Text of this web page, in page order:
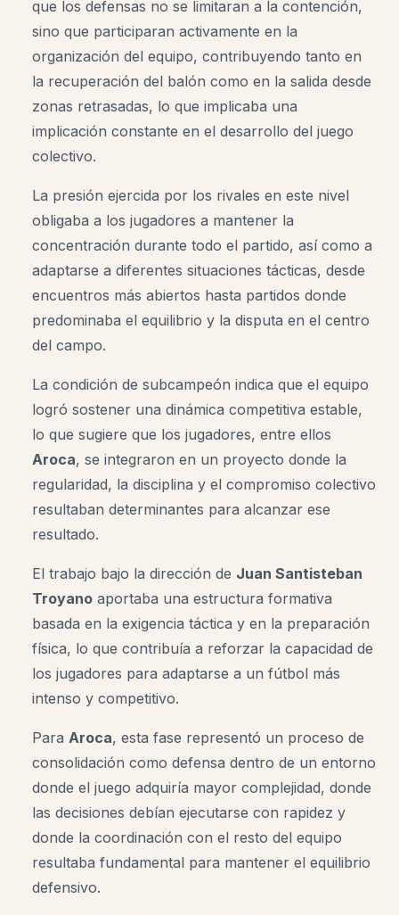
que los defensas no se limitaran a la contención,
sino que participaran activamente en la
organización del equipo, contribuyendo tanto en
la recuperación del balón como en la salida desde
zonas retrasadas, lo que implicaba una
implicación constante en el desarrollo del juego
colectivo.
La presión ejercida por los rivales en este nivel
obligaba a los jugadores a mantener la
concentración durante todo el partido, así como a
adaptarse a diferentes situaciones tácticas, desde
encuentros más abiertos hasta partidos donde
predominaba el equilibrio y la disputa en el centro
del campo.
La condición de subcampeón indica que el equipo
logró sostener una dinámica competitiva estable,
lo que sugiere que los jugadores, entre ellos
Aroca, se integraron en un proyecto donde la
regularidad, la disciplina y el compromiso colectivo
resultaban determinantes para alcanzar ese
resultado.
El trabajo bajo la dirección de Juan Santisteban
Troyano aportaba una estructura formativa
basada en la exigencia táctica y en la preparación
física, lo que contribuía a reforzar la capacidad de
los jugadores para adaptarse a un fútbol más
intenso y competitivo.
Para Aroca, esta fase representó un proceso de
consolidación como defensa dentro de un entorno
donde el juego adquiría mayor complejidad, donde
las decisiones debían ejecutarse con rapidez y
donde la coordinación con el resto del equipo
resultaba fundamental para mantener el equilibrio
defensivo.